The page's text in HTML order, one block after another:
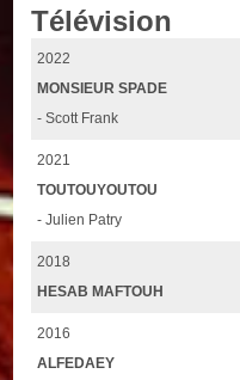
Télévision
2022
MONSIEUR SPADE
- Scott Frank
2021
TOUTOUYOUTOU
- Julien Patry
2018
HESAB MAFTOUH
2016
ALFEDAEY